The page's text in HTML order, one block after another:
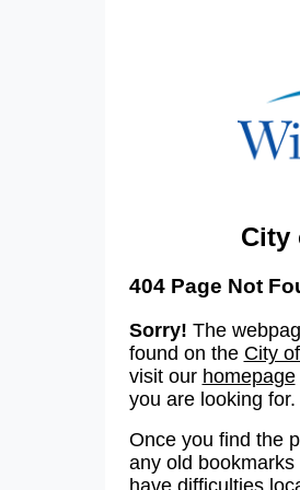
City
404 Page Not
Sorry! The
found on the City
visit our homepage
you are looking for.
Once you find the
any old
have difficulties